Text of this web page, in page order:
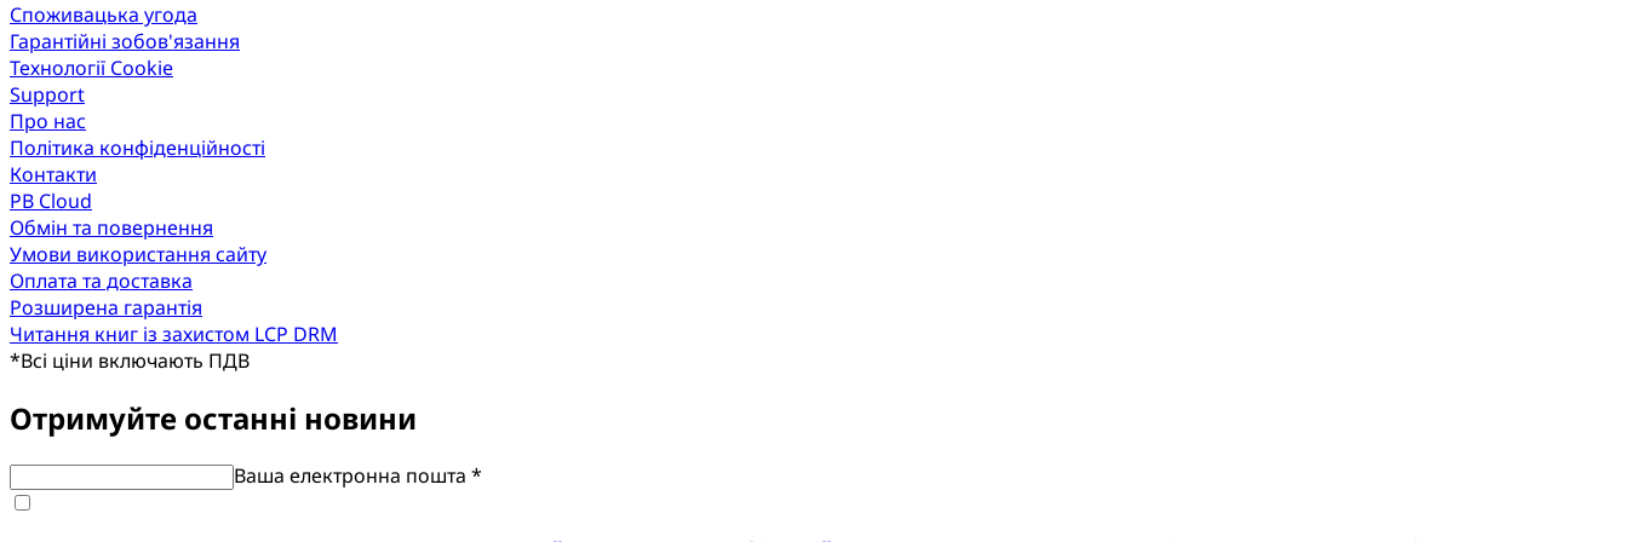
Споживацька угода
Гарантійні зобов'язання
Технології Cookie
Support
Про нас
Політика конфіденційності
Контакти
PB Cloud
Обмін та повернення
Умови використання сайту
Оплата та доставка
Розширена гарантія
Читання книг із захистом LCP DRM
*Всі ціни включають ПДВ
Отримуйте останні новини
Ваша електронна пошта *